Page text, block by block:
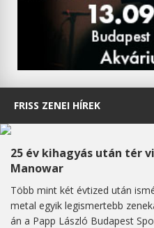
FRISS ZENEI HÍREK
25 év kihagyás után tér
Manowar
Több mint két évtized után
metal egyik legismertebb
án a Papp László Budapest